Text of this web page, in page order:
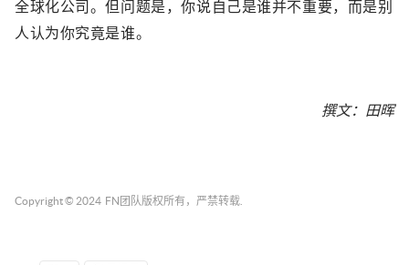
全球化公司。但问题是，你说自己是谁并不重要，而是别
人认为你究竟是谁。
撰文：田晖
Copyright © 2024 FN团队 版权所有，严禁转载.